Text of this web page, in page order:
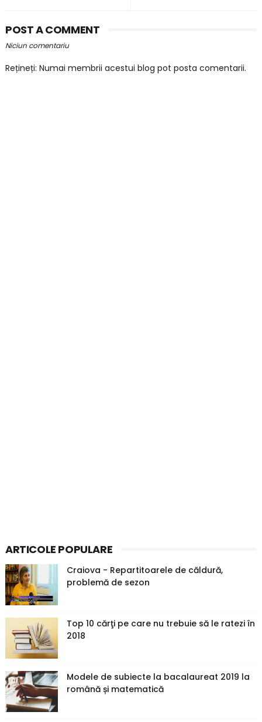
POST A COMMENT
Niciun comentariu
Rețineți: Numai membrii acestui blog pot posta comentarii.
ARTICOLE POPULARE
Craiova - Repartitoarele de căldură,
problemă de sezon
Top 10 cărţi pe care nu trebuie să le ratezi în
2018
Modele de subiecte la bacalaureat 2019 la
română și matematică